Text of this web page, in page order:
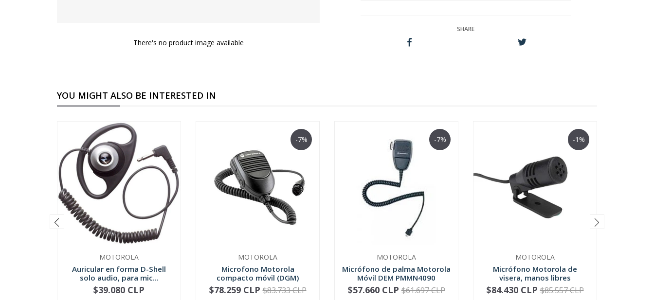
There's no product image available
SHARE
YOU MIGHT ALSO BE INTERESTED IN
MOTOROLA
Auricular en forma D-Shell
solo audio, para mic...
+
$39.080 CLP
-7%
MOTOROLA
Microfono Motorola
compacto móvil (DGM)
RMN5052
+
-$78.259 CLP$83.733 CLP
-7%
MOTOROLA
Micrófono de palma Motorola
Móvil DEM PMMN4090
+
-$57.660 CLP$61.697 CLP
-1%
MOTOROLA
Micrófono Motorola de
visera, manos libres
+
-$84.430 CLP$85.557 CLP